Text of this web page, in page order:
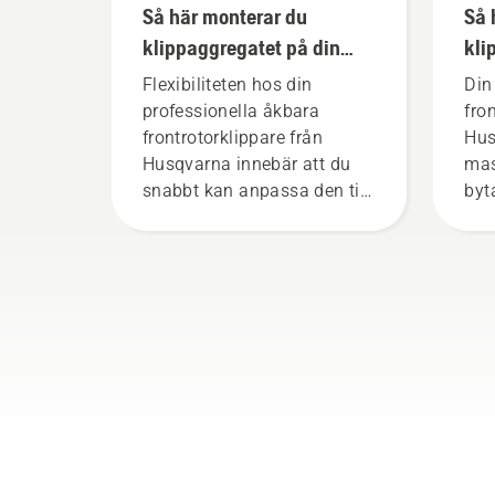
Så här monterar du
klippaggregatet på din
professionella åkbara
frontrotorklippare från
Husqvarna
Flexibiliteten hos din
professionella åkbara
frontrotorklippare från
Husqvarna innebär att du
snabbt kan anpassa den till
Så